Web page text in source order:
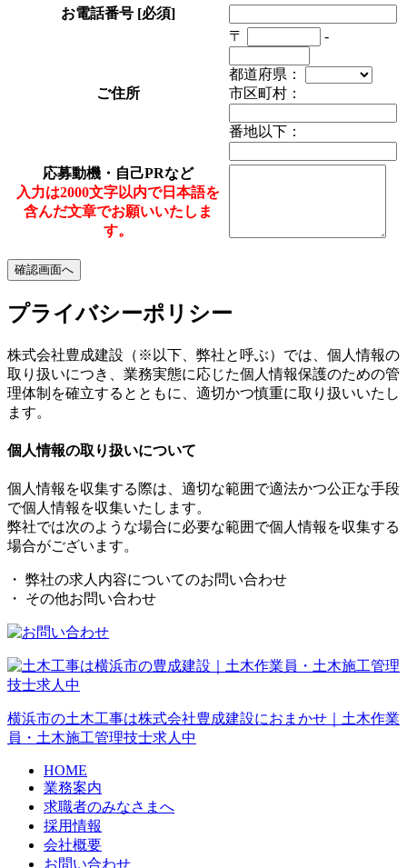
お電話番号 [必須]
ご住所
〒 -
都道府県：
市区町村：
番地以下：
応募動機・自己PRなど
入力は2000文字以内で日本語を
含んだ文章でお願いいたしま
す。
プライバシーポリシー
株式会社豊成建設（※以下、弊社と呼ぶ）では、個人情報の
取り扱いにつき、業務実態に応じた個人情報保護のための管
理体制を確立するとともに、適切かつ慎重に取り扱いいたし
ます。
個人情報の取り扱いについて
個人情報を収集する際は、適切な範囲で適法かつ公正な手段
で個人情報を収集いたします。
弊社では次のような場合に必要な範囲で個人情報を収集する
場合がございます。
・ 弊社の求人内容についてのお問い合わせ
・ その他お問い合わせ
横浜市の土木工事は株式会社豊成建設におまかせ｜土木作業
員・土木施工管理技士求人中
HOME
業務案内
求職者のみなさまへ
採用情報
会社概要
お問い合わせ